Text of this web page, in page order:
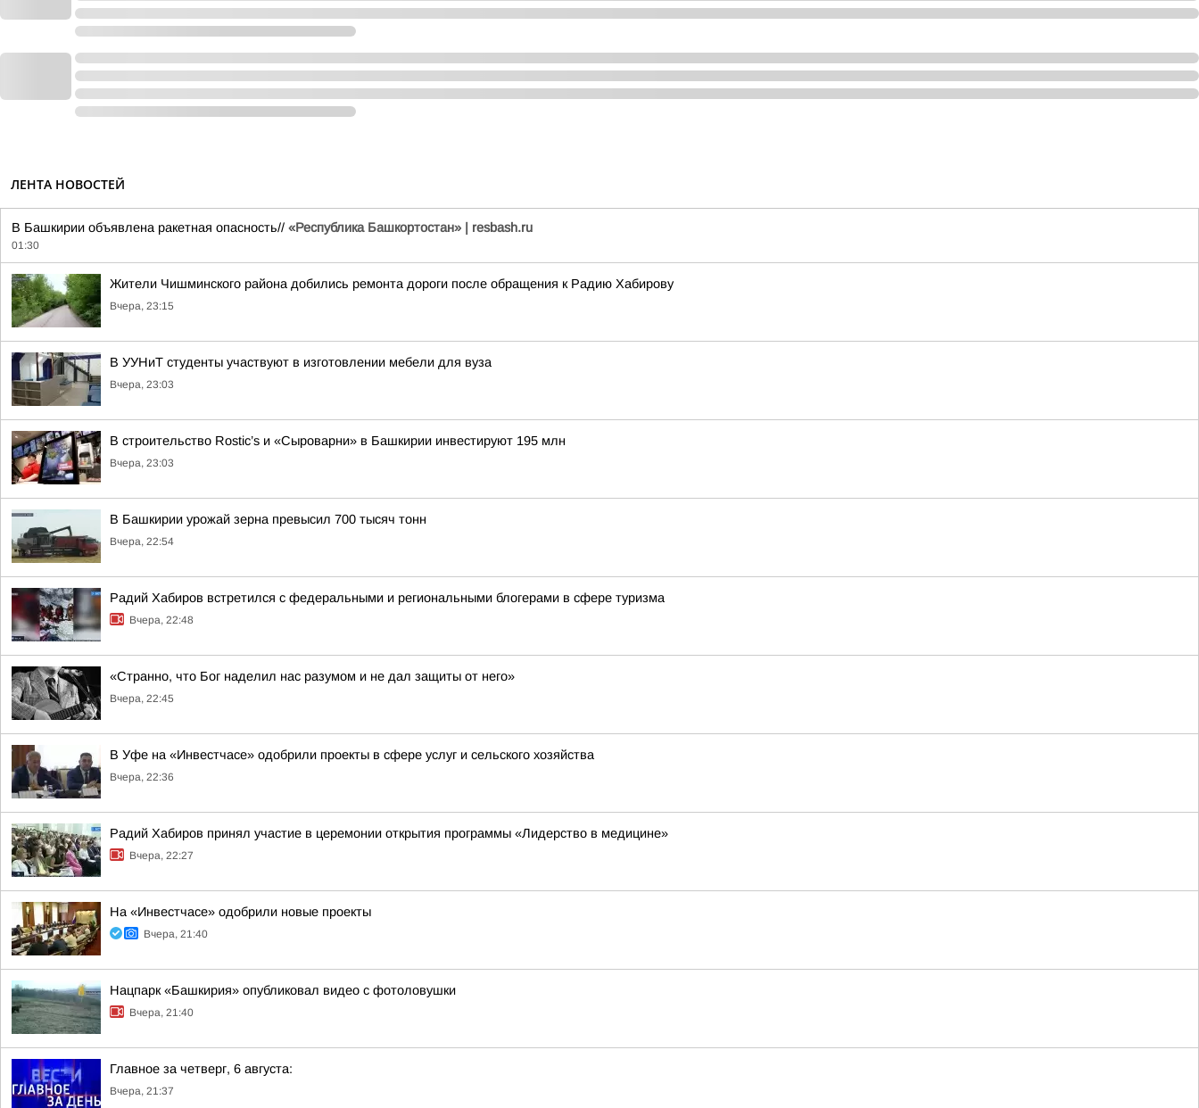
ЛЕНТА НОВОСТЕЙ
В Башкирии объявлена ракетная опасность// «Республика Башкортостан» | resbash.ru
01:30
Жители Чишминского района добились ремонта дороги после обращения к Радию Хабирову
Вчера, 23:15
В УУНиТ студенты участвуют в изготовлении мебели для вуза
Вчера, 23:03
В строительство Rostic’s и «Сыроварни» в Башкирии инвестируют 195 млн
Вчера, 23:03
В Башкирии урожай зерна превысил 700 тысяч тонн
Вчера, 22:54
Радий Хабиров встретился с федеральными и региональными блогерами в сфере туризма
Вчера, 22:48
«Странно, что Бог наделил нас разумом и не дал защиты от него»
Вчера, 22:45
В Уфе на «Инвестчасе» одобрили проекты в сфере услуг и сельского хозяйства
Вчера, 22:36
Радий Хабиров принял участие в церемонии открытия программы «Лидерство в медицине»
Вчера, 22:27
На «Инвестчасе» одобрили новые проекты
Вчера, 21:40
Нацпарк «Башкирия» опубликовал видео с фотоловушки
Вчера, 21:40
Главное за четверг, 6 августа:
Вчера, 21:37